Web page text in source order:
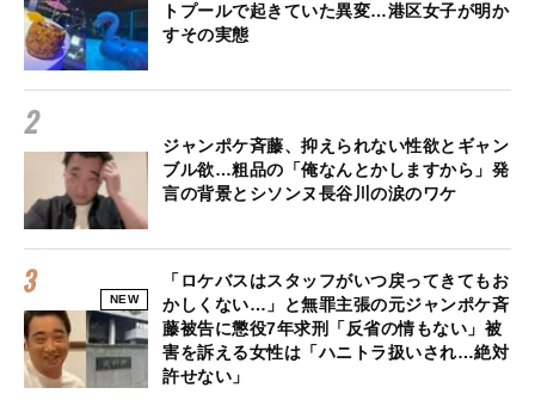
トプールで起きていた異変…港区女子が明か
すその実態
ジャンポケ斉藤、抑えられない性欲とギャン
ブル欲…粗品の「俺なんとかしますから」発
言の背景とシソンヌ長谷川の涙のワケ
NEW
「ロケバスはスタッフがいつ戻ってきてもお
かしくない…」と無罪主張の元ジャンポケ斉
藤被告に懲役7年求刑「反省の情もない」被
害を訴える女性は「ハニトラ扱いされ…絶対
許せない」